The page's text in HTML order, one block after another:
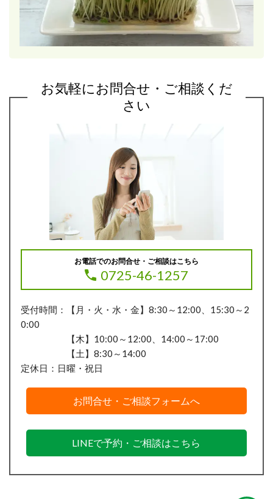
お気軽にお問合せ・ご相談くだ
さい
お電話でのお問合せ・ご相談はこちら
0725-46-1257
受付時間：【月・火・水・金】8:30～12:00、15:30～2
0:00
【木】10:00～12:00、14:00～17:00
【土】8:30～14:00
定休日：日曜・祝日
お問合せ・ご相談フォームへ
LINEで予約・ご相談はこちら